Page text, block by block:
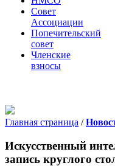
Совет
Ассоциации
Попечительский
совет
Членские
взносы
Главная страница /
Искусственный
запись круглого